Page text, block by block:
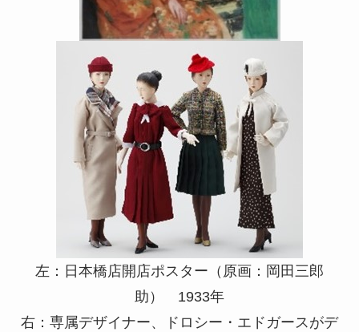
左：日本橋店開店ポスター（原画：岡田三郎
助） 1933年
右：専属デザイナー、ドロシー・エドガースがデ